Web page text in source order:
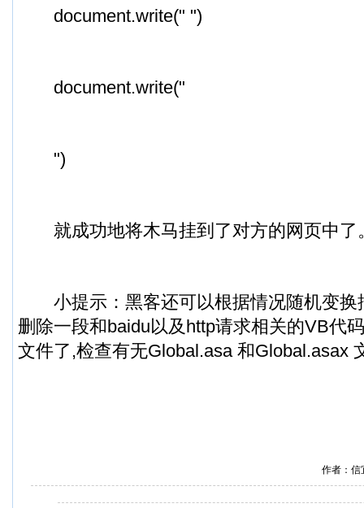
document.write(" ")
document.write("
")
就成功地将木马挂到了对方的网页中了
小提示：黑客还可以根据情况随机变换
删除一段和baidu以及http请求相关的VB代
文件了,检查有无Global.asa 和Global.asax
作者：